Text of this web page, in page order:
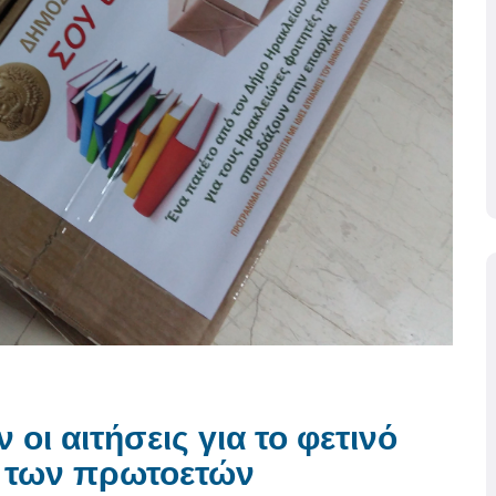
αιτήσεις για το φετινό
των πρωτοετών